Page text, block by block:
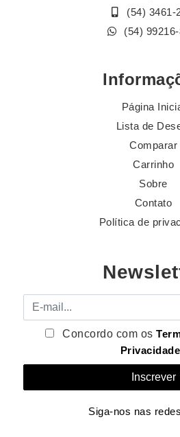
(54) 3461-
(54)
Página
Lista de
Comparar
Carrinho
Sobre
Contato
Política de
E-mail
Concordo com os
Privacidade
Siga-nos nas